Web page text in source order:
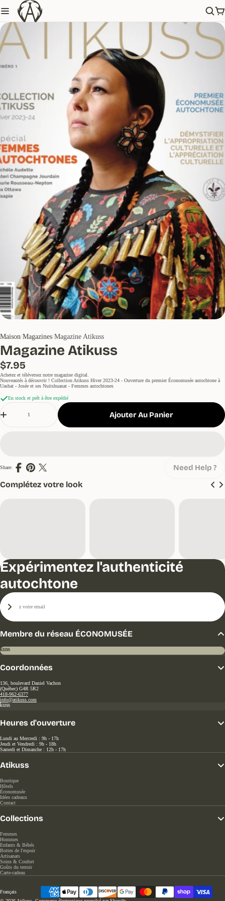
Maison Magazines Magazine Atikuss
Magazine Atikuss
Prix
régulier
$7.95
Achetez et téléversez notre magazine digital.
Nouveautés à découvrir ! Collection Atikuss Hiver 2023-24 - Ouverture du premier Économusée autochtone à
Uashat - Josée et ses Nuitshuanat - Femmes autochtones
En stock et prêt à être expédié
Ajouter Au Panier
Share: Partager
Facebook
Partager
Pinterest
Partager
(Twitter)
Need Help ?
Complétez votre look
Expérimentez l'authenticité
autochtone
mail
S'inscrire
Coordonnées
136, boulevard Daniel Vachon
(Québec) G4R 5R2
418-962-6377
info@atikuss.com
Heures d'ouverture
Lundi au Mercredi : 9h - 17h
Jeudi et Vendredi : 9h - 18h
Samedi et Dimanche : 12h - 17h
Atikuss
Boutique
Hôtels
Économusée
Idées cadeaux
Contact
Collections
Femmes
Hommes
Enfants & Bébés
Bottes de l'espoir
Artisanats
Soins & Confort
Goûts du terroir
Carte-cadeau
Membre du réseau ÉCONOMUSÉE
Langue